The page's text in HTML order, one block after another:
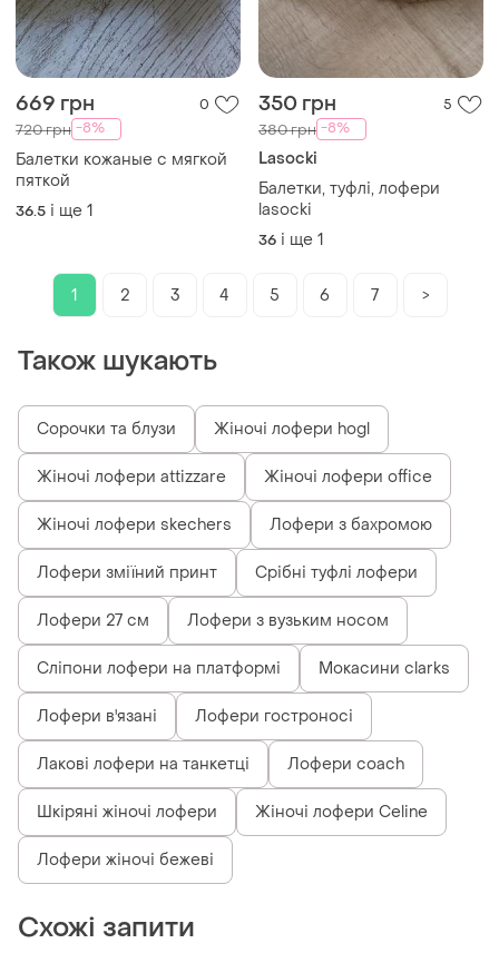
669 грн 0
720 грн -8%
Балетки кожаные с мягкой
пяткой
36.5 і ще 1
350 грн 5
380 грн -8%
Lasocki
Балетки, туфлі, лофери
lasocki
36 і ще 1
1 2 3 4 5 6 7 >
Також шукають
Сорочки та блузи Жіночі лофери hogl
Жіночі лофери attizzare Жіночі лофери office
Жіночі лофери skechers Лофери з бахромою
Лофери зміїний принт Срібні туфлі лофери
Лофери 27 см Лофери з вузьким носом
Сліпони лофери на платформі Мокасини clarks
Лофери в'язані Лофери гостроносі
Лакові лофери на танкетці Лофери coach
Шкіряні жіночі лофери Жіночі лофери Celine
Лофери жіночі бежеві
Схожі запити